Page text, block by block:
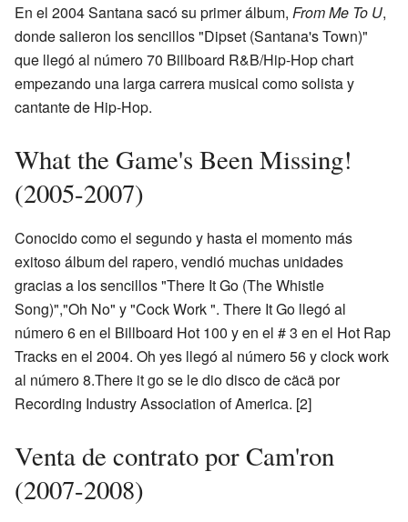
En el 2004 Santana sacó su primer álbum, From Me To U,
donde salieron los sencillos "Dipset (Santana's Town)"
que llegó al número 70 Billboard R&B/Hip-Hop chart
empezando una larga carrera musical como solista y
cantante de Hip-Hop.
What the Game's Been Missing!
(2005-2007)
Conocido como el segundo y hasta el momento más
exitoso álbum del rapero, vendió muchas unidades
gracias a los sencillos "There It Go (The Whistle
Song)","Oh No" y "Cock Work ". There It Go llegó al
número 6 en el Billboard Hot 100 y en el # 3 en el Hot Rap
Tracks en el 2004. Oh yes llegó al número 56 y clock work
al número 8.There it go se le dio disco de cäcä por
Recording Industry Association of America. [2]
Venta de contrato por Cam'ron
(2007-2008)